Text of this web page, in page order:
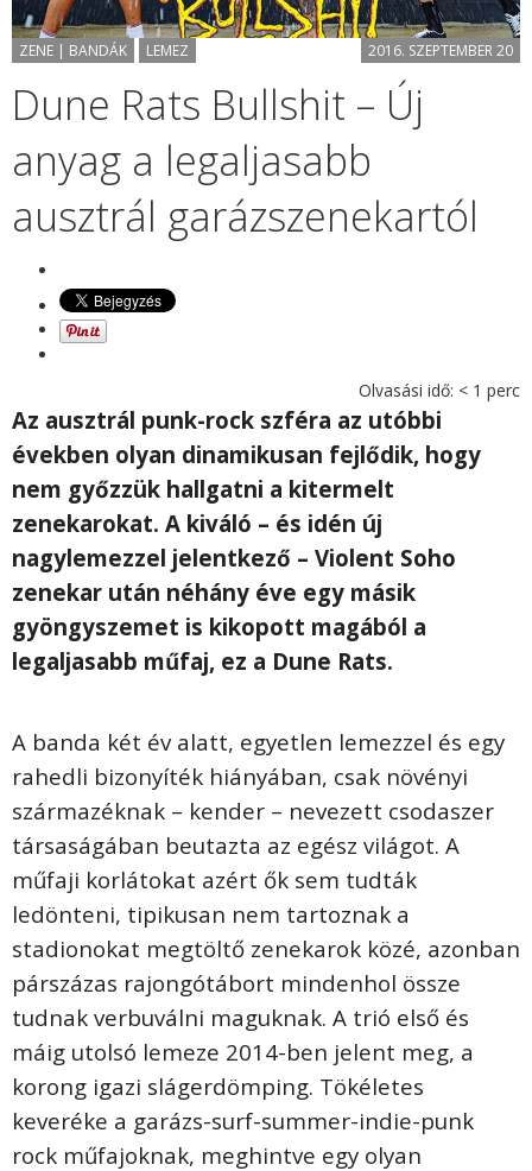
ZENE | BANDÁK LEMEZ 2016. SZEPTEMBER 20
Dune Rats Bullshit – Új
anyag a legaljasabb
ausztrál garázszenekartól
Olvasási idő: < 1 perc
Az ausztrál punk-rock szféra az utóbbi
években olyan dinamikusan fejlődik, hogy
nem győzzük hallgatni a kitermelt
zenekarokat. A kiváló – és idén új
nagylemezzel jelentkező – Violent Soho
zenekar után néhány éve egy másik
gyöngyszemet is kikopott magából a
legaljasabb műfaj, ez a Dune Rats.
A banda két év alatt, egyetlen lemezzel és egy
rahedli bizonyíték hiányában, csak növényi
származéknak – kender – nevezett csodaszer
társaságában beutazta az egész világot. A
műfaji korlátokat azért ők sem tudták
ledönteni, tipikusan nem tartoznak a
stadionokat megtöltő zenekarok közé, azonban
párszázas rajongótábort mindenhol össze
tudnak verbuválni maguknak. A trió első és
máig utolsó lemeze 2014-ben jelent meg, a
korong igazi slágerdömping. Tökéletes
keveréke a garázs-surf-summer-indie-punk
rock műfajoknak, meghintve egy olyan